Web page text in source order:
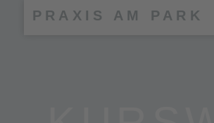
PRAXIS AM PARK